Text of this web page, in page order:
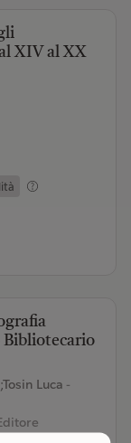
XIV al XX
Bibliotecario
Luca -